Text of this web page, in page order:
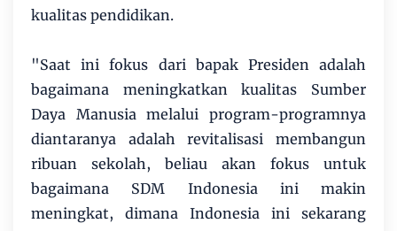
kualitas pendidikan.
"Saat ini fokus dari bapak Presiden adalah
bagaimana meningkatkan kualitas Sumber
Daya Manusia melalui program-programnya
diantaranya adalah revitalisasi membangun
ribuan sekolah, beliau akan fokus untuk
bagaimana SDM Indonesia ini makin
meningkat, dimana Indonesia ini sekarang